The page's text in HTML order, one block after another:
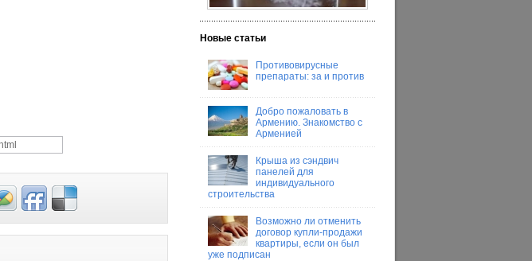
Новые статьи
Противовирусные
препараты: за и против
Добро пожаловать в
Армению. Знакомство с
Арменией
Крыша из сэндвич
панелей для
индивидуального
строительства
Возможно ли отменить
договор купли-продажи
квартиры, если он был
уже подписан